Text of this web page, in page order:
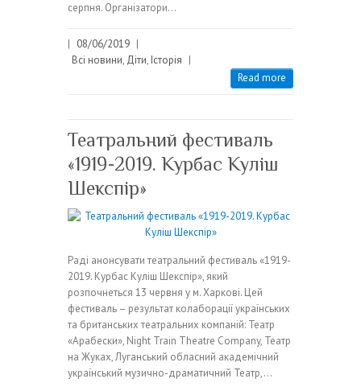
серпня. Організатори…
| 08/06/2019 |
Всі новини, Діти, Історія |
Read more
Театральний фестиваль
«1919-2019. Курбас Куліш
Шекспір»
Раді анонсувати театральний фестиваль «1919-
2019. Курбас Куліш Шекспір», який
розпочнеться 13 червня у м. Харкові. Цей
фестиваль – результат колаборації українських
та британських театральних компаній: Театр
«Арабески», Night Train Theatre Company, Театр
на Жуках, Луганський обласний академічний
український музично-драматичний Театр,…